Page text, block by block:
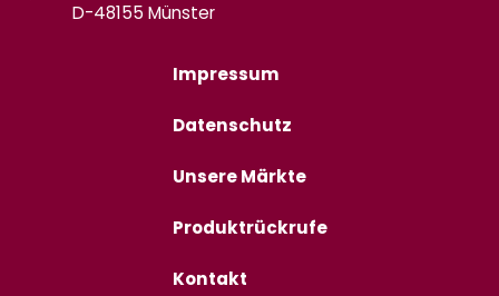
D-48155 Münster
Impressum
Datenschutz
Unsere Märkte
Produktrückrufe
Kontakt